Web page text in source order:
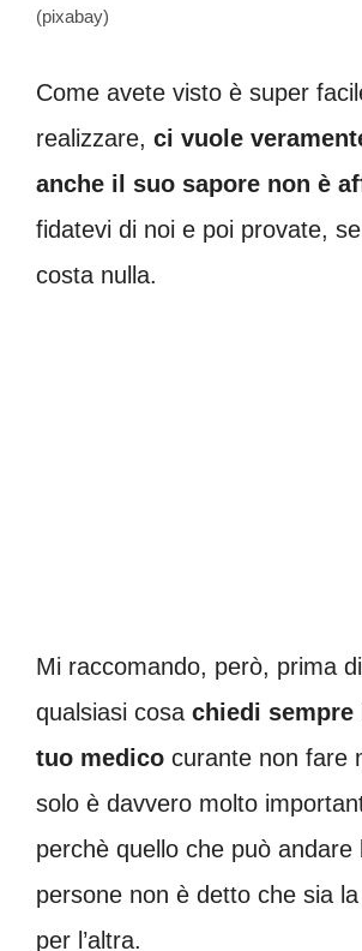
(pixabay)
Come avete visto è super
realizzare, ci vuole
anche il suo sapore non è
fidatevi di noi e poi provate,
costa nulla.
Mi raccomando, però, prima
qualsiasi cosa chiedi sempre
tuo medico curante non fare
solo è davvero molto
perchè quello che può andare
persone non è detto che sia
per l’altra.